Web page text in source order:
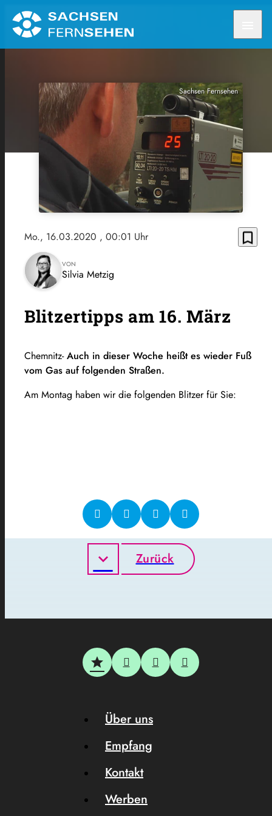
Sachsen Fernsehen
Mo., 16.03.2020 , 00:01 Uhr bookmark_border
VON
Silvia Metzig
Blitzertipps am 16. März
Chemnitz-Auch in dieser Woche heißt es wieder Fuß
vom Gas auf folgenden Straßen.
Am Montag haben wir die folgenden Blitzer für Sie:
Zurück
Über uns
Empfang
Kontakt
Werben